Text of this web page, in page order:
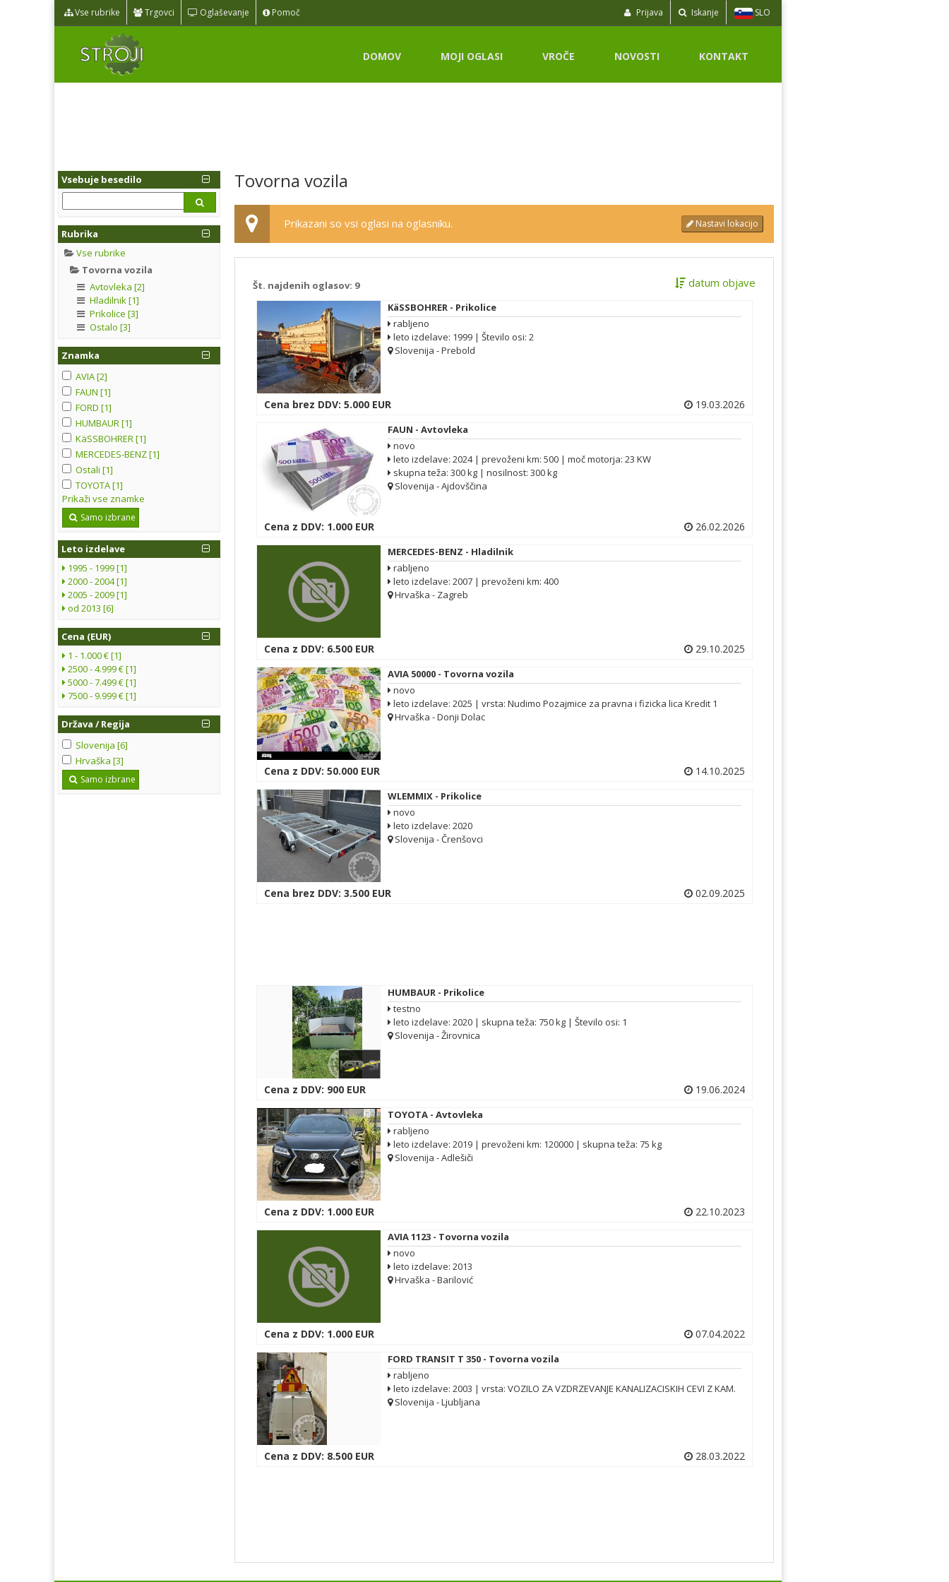
Vse rubrike Trgovci Oglaševanje Pomoč Prijava Iskanje SLO
DOMOV MOJI OGLASI VROČE NOVOSTI KONTAKT
Vsebuje besedilo
Rubrika
Vse rubrike
Tovorna vozila
Avtovleka [2]
Hladilnik [1]
Prikolice [3]
Ostalo [3]
Znamka
AVIA [2]
FAUN [1]
FORD [1]
HUMBAUR [1]
KäSSBOHRER [1]
MERCEDES-BENZ [1]
Ostali [1]
TOYOTA [1]
Prikaži vse znamke
Samo izbrane
Leto izdelave
1995 - 1999 [1]
2000 - 2004 [1]
2005 - 2009 [1]
od 2013 [6]
Cena (EUR)
1 - 1.000 € [1]
2500 - 4.999 € [1]
5000 - 7.499 € [1]
7500 - 9.999 € [1]
Država / Regija
Slovenija [6]
Hrvaška [3]
Samo izbrane
Tovorna vozila
Prikazani so vsi oglasi na oglasniku. Nastavi lokacijo
Št. najdenih oglasov: 9 datum objave
KäSSBOHRER - Prikolice
rabljeno
leto izdelave: 1999 | Število osi: 2
Slovenija - Prebold
Cena brez DDV: 5.000 EUR 19.03.2026
FAUN - Avtovleka
novo
leto izdelave: 2024 | prevoženi km: 500 | moč motorja: 23 KW
skupna teža: 300 kg | nosilnost: 300 kg
Slovenija - Ajdovščina
Cena z DDV: 1.000 EUR 26.02.2026
MERCEDES-BENZ - Hladilnik
rabljeno
leto izdelave: 2007 | prevoženi km: 400
Hrvaška - Zagreb
Cena z DDV: 6.500 EUR 29.10.2025
AVIA 50000 - Tovorna vozila
novo
leto izdelave: 2025 | vrsta: Nudimo Pozajmice za pravna i fizicka lica Kredit 1
Hrvaška - Donji Dolac
Cena z DDV: 50.000 EUR 14.10.2025
WLEMMIX - Prikolice
novo
leto izdelave: 2020
Slovenija - Črenšovci
Cena brez DDV: 3.500 EUR 02.09.2025
HUMBAUR - Prikolice
testno
leto izdelave: 2020 | skupna teža: 750 kg | Število osi: 1
Slovenija - Žirovnica
Cena z DDV: 900 EUR 19.06.2024
TOYOTA - Avtovleka
rabljeno
leto izdelave: 2019 | prevoženi km: 120000 | skupna teža: 75 kg
Slovenija - Adlešiči
Cena z DDV: 1.000 EUR 22.10.2023
AVIA 1123 - Tovorna vozila
novo
leto izdelave: 2013
Hrvaška - Barilović
Cena z DDV: 1.000 EUR 07.04.2022
FORD TRANSIT T 350 - Tovorna vozila
rabljeno
leto izdelave: 2003 | vrsta: VOZILO ZA VZDRZEVANJE KANALIZACISKIH CEVI Z KAM.
Slovenija - Ljubljana
Cena z DDV: 8.500 EUR 28.03.2022